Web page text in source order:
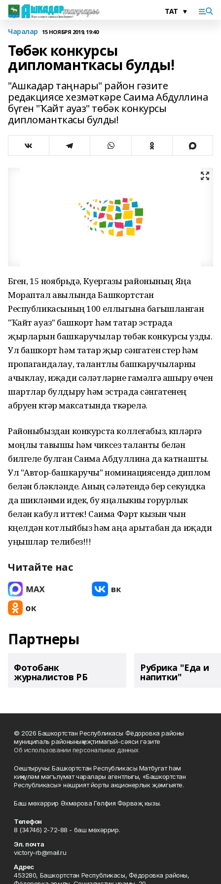
Чаралар 15 НОЯБРЯ 2019, 19:40
Төбәк конкурсы
дипломанткасы булды!
"Ашкадар таңнары" район гәзите
редакциясе хезмәткәре Саима Абдуллина
бүген "Ҡайт ауаз" төбәк конкурсы
дипломанткасы булды!
Бүген, 15 ноябрьдә, Куергазы районының Яңа
Мораптал авылында Башкортстан
Республикасының 100 еллыгына багышланган
"Ҡайт ауаз" башкорт һәм татар эстрада
җырларын башкаручылар төбәк конкурсы узды.
Ул башкорт һәм татар җыр сәнгатен үстерү һәм
пропагандалау, талантлы башкаручыларны
ачыклау, иҗади сәләтләрне гамәлгә ашыру өчен
шартлар булдыру һәм эстрада сәнгатенең
абруен күтәрү максатында үткәрелә.
Районыбыздан конкурста коллегабыз, күпләргә
моңлы тавышы һәм чиксез таланты белән
билгеле булган Саима Абдуллина да катнашты.
Ул "Автор-башкаручы" номинациясендә диплом
белән бүләкләнде. Аның сәләтендә бер секундка
да шикләнми идек, бу яңалыкны горурлык
белән кабул иттек! Саима Фәрүт кызын чын
күңелдән котлыйбыз һәм аңа арытабан да иҗади
уңышлар телибез!!!
Читайте нас
Партнеры
Фотобанк
журналистов РБ
Рубрика "Еда и
напитки"
© 2026 Башкортстан Республикасы Фёдоровка районы
муниципаль районының иҗтимагый-сәяси гәзите
Об использовании персональных данных
Оештыручы: Башкортстан Республикасы Матбугат һәм
киңкүләм мәгълүмат чаралары агентлыгы, «Башкортстан
Республикасы» нәшрият йорты акционерлык җәмгыяте.
Баш мөхәррир Әхмәрова Гөлфия Фәрвәҗ кызы.
Телефон
8 (34746) 2-72-88 - баш мөхәррир.
Эл. почта
victory-rb@mail.ru
Адрес
453280, Башкортстан Республикасы, Фёдоровка районы,